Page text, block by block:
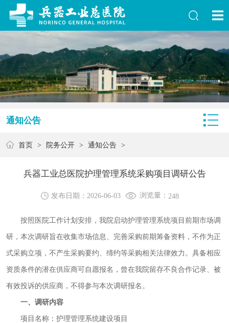
通知公告
首页 > 院务公开 > 通知公告 >
兵器工业总医院护理管理系统采购项目调研公告
发布日期：2026-06-03 浏览量： 248
按照医院工作计划安排，我院启动护理管理系统项目前期市场调
研，本次调研旨在收集市场信息、完善采购前期筹备资料，不作为正
式采购立项，不产生采购要约、缔约等采购相关法律效力。具备相应
资质条件的潜在供应商可自愿报名，曾在我院留存不良合作记录、被
有效投诉的供应商，不得参与本次调研报名。
一、调研内容
项目名称：护理管理系统建设项目